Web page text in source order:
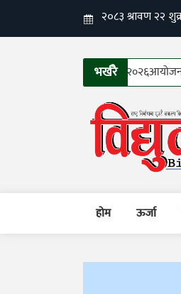
भर्खरै
१२औँ फिन इलेक्ट्रो–टेक २०२६आयोजना हुने!
होम ऊर्जा